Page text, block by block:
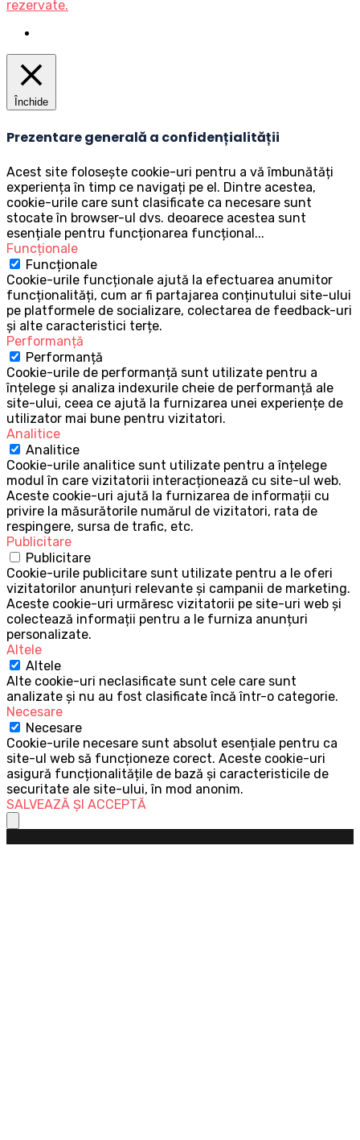
rezervate.
Închide
Prezentare generală a confidențialității
Acest site folosește cookie-uri pentru a vă îmbunătăți
experiența în timp ce navigați pe el. Dintre acestea,
cookie-urile care sunt clasificate ca necesare sunt
stocate în browser-ul dvs. deoarece acestea sunt
esențiale pentru funcționarea funcțional...
Funcționale
Funcționale
Cookie-urile funcționale ajută la efectuarea anumitor
funcționalități, cum ar fi partajarea conținutului site-ului
pe platformele de socializare, colectarea de feedback-uri
și alte caracteristici terțe.
Performanță
Performanță
Cookie-urile de performanță sunt utilizate pentru a
înțelege și analiza indexurile cheie de performanță ale
site-ului, ceea ce ajută la furnizarea unei experiențe de
utilizator mai bune pentru vizitatori.
Analitice
Analitice
Cookie-urile analitice sunt utilizate pentru a înțelege
modul în care vizitatorii interacționează cu site-ul web.
Aceste cookie-uri ajută la furnizarea de informații cu
privire la măsurătorile numărul de vizitatori, rata de
respingere, sursa de trafic, etc.
Publicitare
Publicitare
Cookie-urile publicitare sunt utilizate pentru a le oferi
vizitatorilor anunțuri relevante și campanii de marketing.
Aceste cookie-uri urmăresc vizitatorii pe site-uri web și
colectează informații pentru a le furniza anunțuri
personalizate.
Altele
Altele
Alte cookie-uri neclasificate sunt cele care sunt
analizate și nu au fost clasificate încă într-o categorie.
Necesare
Necesare
Cookie-urile necesare sunt absolut esențiale pentru ca
site-ul web să funcționeze corect. Aceste cookie-uri
asigură funcționalitățile de bază și caracteristicile de
securitate ale site-ului, în mod anonim.
SALVEAZĂ ȘI ACCEPTĂ